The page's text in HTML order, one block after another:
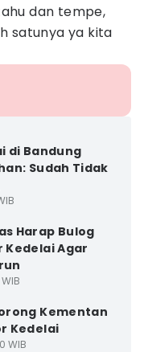
dan tempe,
satunya ya kita
di Bandung
Sudah Tidak
Harap Bulog
Kedelai Agar
Kementan
Kedelai
WIB